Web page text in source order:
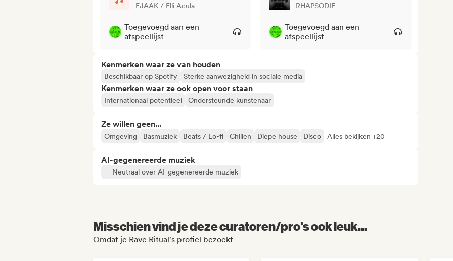
FJAAK / Elli Acula
Toegevoegd aan een
afspeellijst
RHAPSODIE
Toegevoegd aan een
afspeellijst
Kenmerken waar ze van houden
Beschikbaar op Spotify Sterke aanwezigheid in sociale media
Kenmerken waar ze ook open voor staan
Internationaal potentieel Ondersteunde kunstenaar
Ze willen geen...
Omgeving Basmuziek Beats / Lo-fi Chillen Diepe house Disco Alles bekijken +20
AI-gegenereerde muziek
Neutraal over AI-gegenereerde muziek
Misschien vind je deze curatoren/pro's ook leuk...
Omdat je Rave Ritual's profiel bezoekt